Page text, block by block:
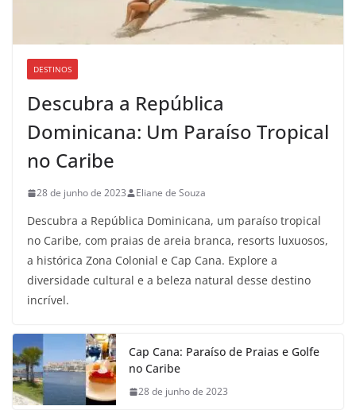
DESTINOS
Descubra a República
Dominicana: Um Paraíso Tropical
no Caribe
28 de junho de 2023 Eliane de Souza
Descubra a República Dominicana, um paraíso tropical
no Caribe, com praias de areia branca, resorts luxuosos,
a histórica Zona Colonial e Cap Cana. Explore a
diversidade cultural e a beleza natural desse destino
incrível.
Cap Cana: Paraíso de Praias e Golfe
no Caribe
28 de junho de 2023